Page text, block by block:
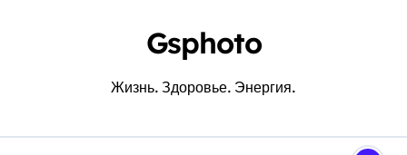
Gsphoto
Жизнь. Здоровье. Энергия.